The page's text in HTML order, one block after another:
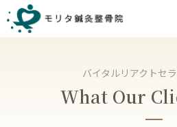
バイタルリアクトセ
What Our